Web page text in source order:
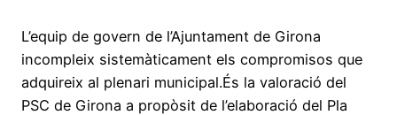
L’equip de govern de l’Ajuntament de Girona
incompleix sistemàticament els compromisos que
adquireix al plenari municipal.És la valoració del
PSC de Girona a propòsit de l’elaboració del Pla